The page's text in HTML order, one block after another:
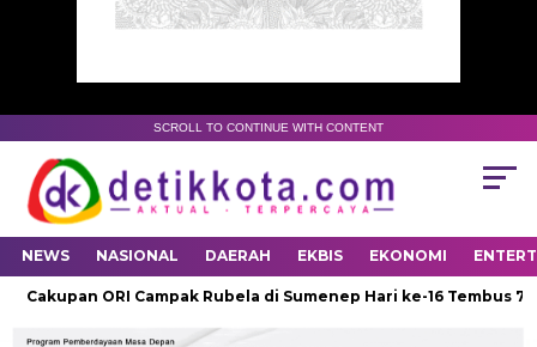
SCROLL TO CONTINUE WITH CONTENT
NEWS NASIONAL DAERAH EKBIS EKONOMI
ORI Campak Rubela di Sumenep Hari ke-16 Tembus 79,4